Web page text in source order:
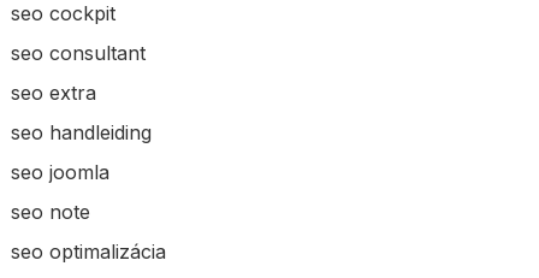
seo cockpit
seo consultant
seo extra
seo handleiding
seo joomla
seo note
seo optimalizácia